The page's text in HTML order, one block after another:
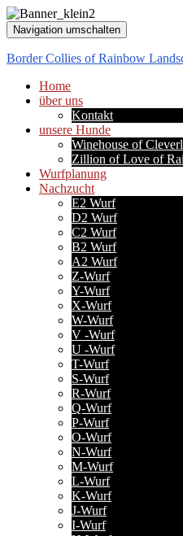
Navigation umschalten
Border Collies of Rainbow
Home
über uns
Kontakt
unsere Hunde
Winehouse of
Zillion of Love of
Wurfplanung
Nachzucht
E2 Wurf
D2 Wurf
C2 Wurf
B2 Wurf
A2 Wurf
Z-Wurf
Y-Wurf
X-Wurf
W-Wurf
V -Wurf
U -Wurf
T-Wurf
S-Wurf
R-Wurf
Q-Wurf
P-Wurf
O-Wurf
N-Wurf
M-Wurf
L-Wurf
K-Wurf
J-Wurf
I-Wurf